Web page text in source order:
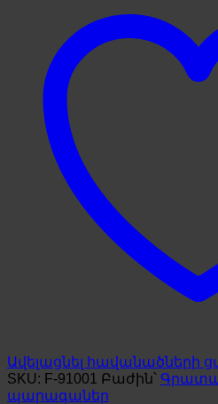
Ավելացնել հավանածների
SKU: F-91001 Բաժին՝
պարագաներ